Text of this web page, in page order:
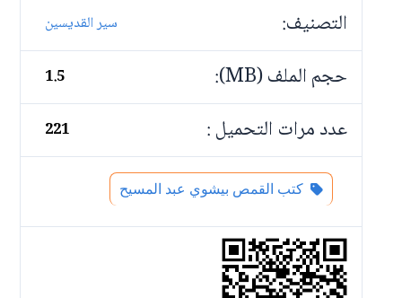
التصنيف: سير القديسين
حجم الملف (MB): 1.5
عدد مرات التحميل : 221
كتب القمص بيشوي عبد المسيح